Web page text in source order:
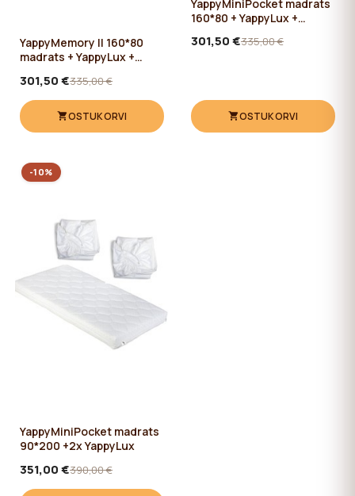
YappyMemory II 160*80
madrats + YappyLux +
301,50 €335,00 €
OSTUKORVI
YappyMiniPocket madrats
160*80 + YappyLux +
301,50 €335,00 €
OSTUKORVI
YappyMiniPocket madrats
90*200 +2x YappyLux
351,00 €390,00 €
-10%